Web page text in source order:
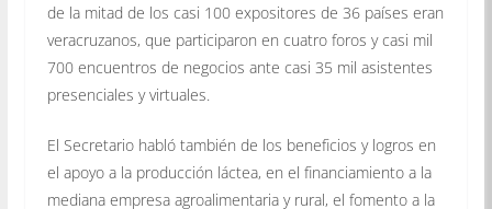
de la mitad de los casi 100 expositores de 36 países eran
veracruzanos, que participaron en cuatro foros y casi mil
700 encuentros de negocios ante casi 35 mil asistentes
presenciales y virtuales.
El Secretario habló también de los beneficios y logros en
el apoyo a la producción láctea, en el financiamiento a la
mediana empresa agroalimentaria y rural, el fomento a la